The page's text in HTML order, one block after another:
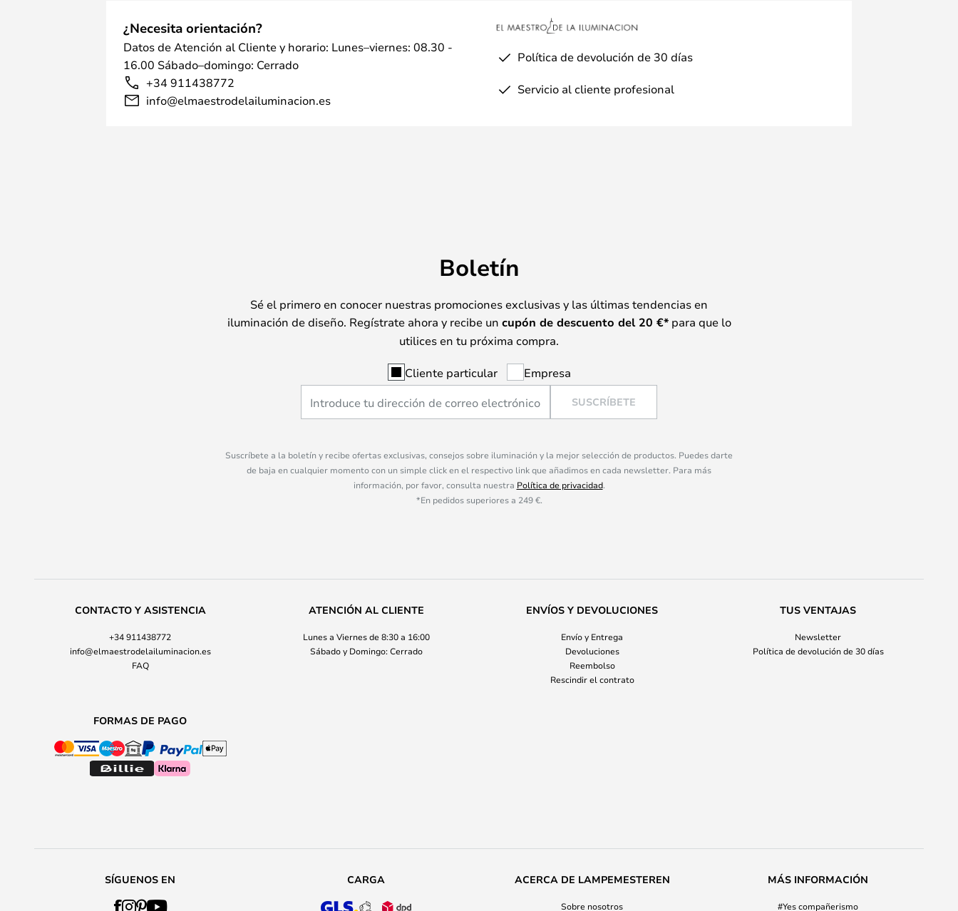
¿Necesita orientación?
Datos de Atención al Cliente y horario: Lunes–viernes: 08.30 -
16.00 Sábado–domingo: Cerrado
+34 911438772
info@elmaestrodelailuminacion.es
Política de devolución de 30 días
Servicio al cliente profesional
Boletín
Sé el primero en conocer nuestras promociones exclusivas y las últimas tendencias en
iluminación de diseño. Regístrate ahora y recibe un cupón de descuento del 20 €*para que lo
utilices en tu próxima compra.
Cliente particular Empresa
SUSCRÍBETE
Suscríbete a la boletín y recibe ofertas exclusivas, consejos sobre iluminación y la mejor selección de productos. Puedes darte
de baja en cualquier momento con un simple click en el respectivo link que añadimos en cada newsletter. Para más
información, por favor, consulta nuestra Política de privacidad.
*En pedidos superiores a 249 €.
CONTACTO Y ASISTENCIA
+34 911438772
info@elmaestrodelailuminacion.es
FAQ
ATENCIÓN AL CLIENTE
Lunes a Viernes de 8:30 a 16:00
Sábado y Domingo: Cerrado
ENVÍOS Y DEVOLUCIONES
Envío y Entrega
Devoluciones
Reembolso
Rescindir el contrato
TUS VENTAJAS
Newsletter
Política de devolución de 30 días
FORMAS DE PAGO
SÍGUENOS EN CARGA ACERCA DE LAMPEMESTEREN
Sobre nosotros
MÁS INFORMACIÓN
#Yes compañerismo